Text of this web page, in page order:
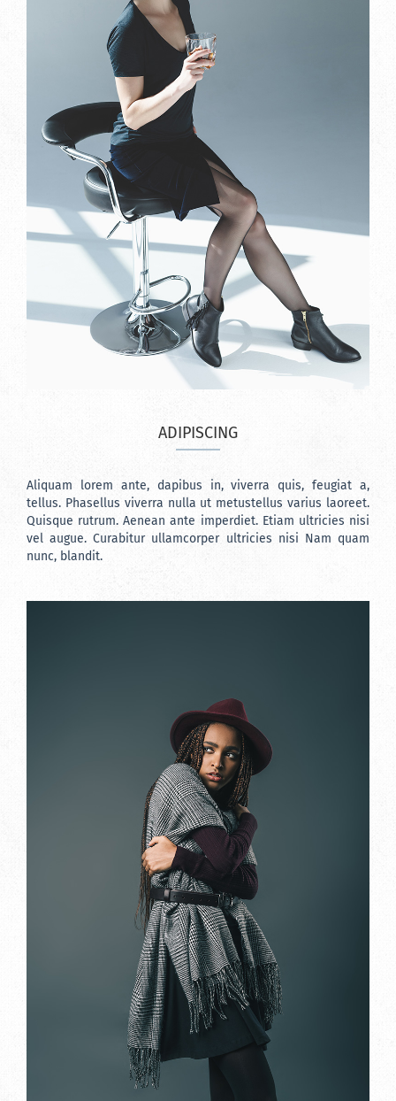
ADIPISCING
Aliquam lorem ante, dapibus in, viverra quis, feugiat a,
tellus. Phasellus viverra nulla ut metustellus varius laoreet.
Quisque rutrum. Aenean ante imperdiet. Etiam ultricies nisi
vel augue. Curabitur ullamcorper ultricies nisi Nam quam
nunc, blandit.